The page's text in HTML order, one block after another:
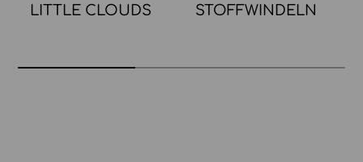
LITTLE CLOUDS STOFFWINDELN